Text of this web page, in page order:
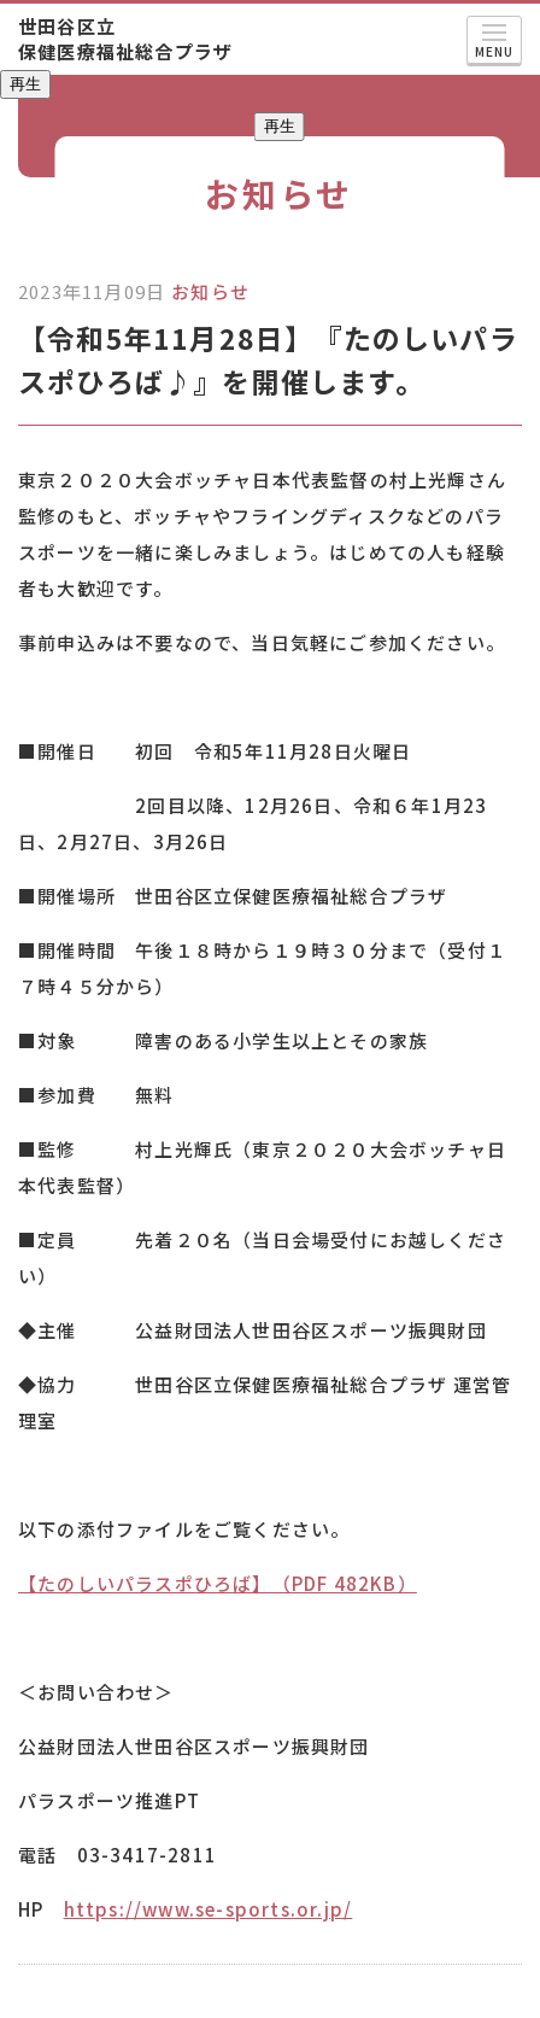
世田谷区立
保健医療福祉総合プラザ
MENU
再生
再生
お知らせ
2023年11月09日 お知らせ
【令和5年11月28日】『たのしいパラ
スポひろば♪』を開催します。
東京２０２０大会ボッチャ日本代表監督の村上光輝さん
監修のもと、ボッチャやフライングディスクなどのパラ
スポーツを一緒に楽しみましょう。はじめての人も経験
者も大歓迎です。
事前申込みは不要なので、当日気軽にご参加ください。
■開催日 初回 令和5年11月28日火曜日
2回目以降、12月26日、令和６年1月23
日、2月27日、3月26日
■開催場所 世田谷区立保健医療福祉総合プラザ
■開催時間 午後１８時から１９時３０分まで（受付１
７時４５分から）
■対象 障害のある小学生以上とその家族
■参加費 無料
■監修 村上光輝氏（東京２０２０大会ボッチャ日
本代表監督）
■定員 先着２０名（当日会場受付にお越しくださ
い）
◆主催 公益財団法人世田谷区スポーツ振興財団
◆協力 世田谷区立保健医療福祉総合プラザ 運営管
理室
以下の添付ファイルをご覧ください。
【たのしいパラスポひろば】（PDF 482KB）
＜お問い合わせ＞
公益財団法人世田谷区スポーツ振興財団
パラスポーツ推進PT
電話 03-3417-2811
HP https://www.se-sports.or.jp/